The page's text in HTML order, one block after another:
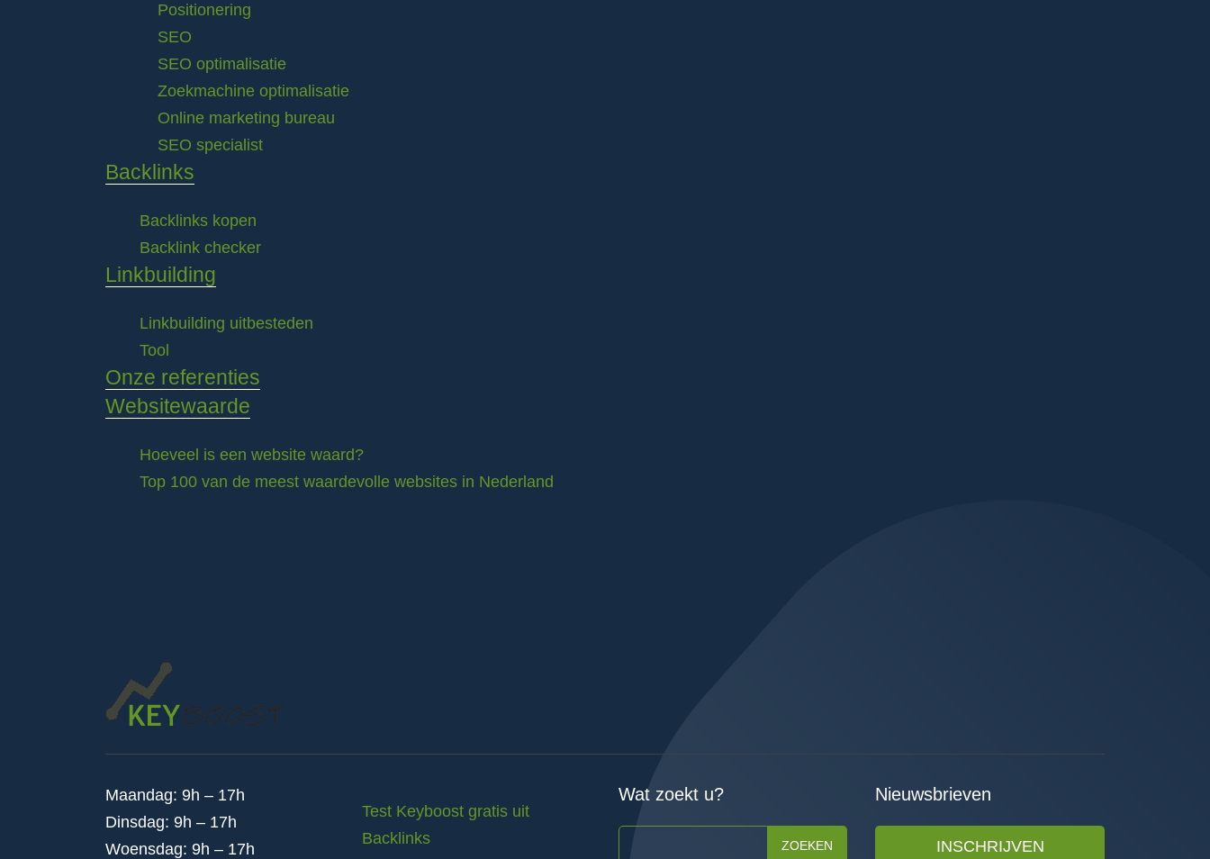
Positionering
SEO
SEO optimalisatie
Zoekmachine optimalisatie
Online marketing bureau
SEO specialist
Backlinks
Backlinks kopen
Backlink checker
Linkbuilding
Linkbuilding uitbesteden
Tool
Onze referenties
Websitewaarde
Hoeveel is een website waard?
Top 100 van de meest waardevolle websites in Nederland
Maandag: 9h – 17h
Dinsdag: 9h – 17h
Woensdag: 9h – 17h
Test Keyboost gratis uit
Backlinks
Wat zoekt u?
ZOEKEN
Nieuwsbrieven
INSCHRIJVEN